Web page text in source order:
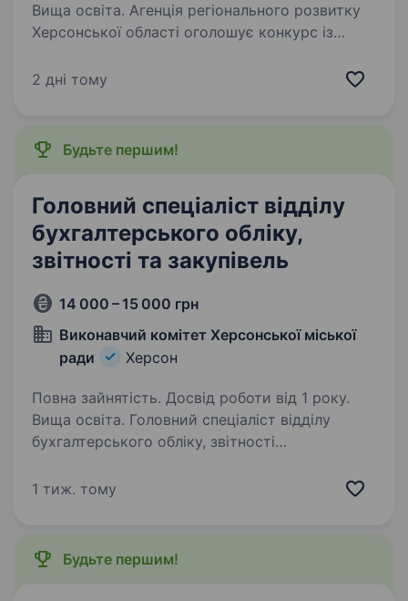
Вища освіта. Агенція регіонального розвитку
Херсонської області оголошує конкурс із
надання послуг із закупівельного супроводу
2 дні тому
Будьте першим!
Головний спеціаліст відділу
бухгалтерського обліку,
звітності та закупівель
14 000 – 15 000 грн
Виконавчий комітет Херсонської міської
ради
Херсон
Повна зайнятість. Досвід роботи від 1 року.
Вища освіта. Головний спеціаліст відділу
бухгалтерського обліку, звітності
архітектури та земельних ресурсів
1 тиж. тому
Будьте першим!